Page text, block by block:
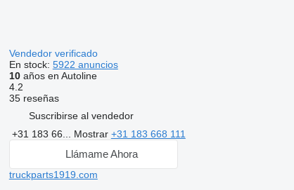
Vendedor verificado
En stock: 5922 anuncios
10años en Autoline
4.2
35 reseñas
Suscribirse al vendedor
+31 183 66... Mostrar +31 183 668 111
Llámame Ahora
truckparts1919.com